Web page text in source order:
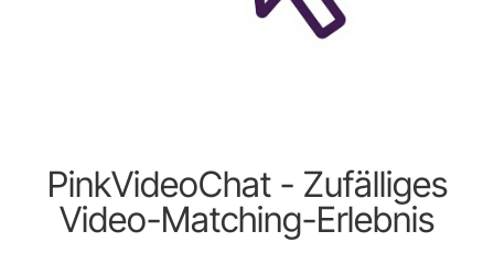
PinkVideoChat - Zufälliges
Video-Matching-Erlebnis